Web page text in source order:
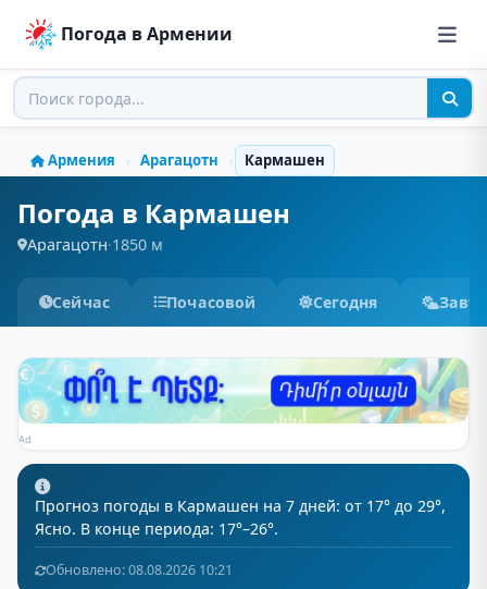
Погода в Армении
Армения › Арагацотн › Кармашен
Погода в Кармашен
Арагацотн·1850 м
Сейчас Почасовой Сегодня
Ad
Прогноз погоды в Кармашен на 7 дней: от 17° до 29°,
Ясно. В конце периода: 17°–26°.
Обновлено: 08.08.2026 10:21